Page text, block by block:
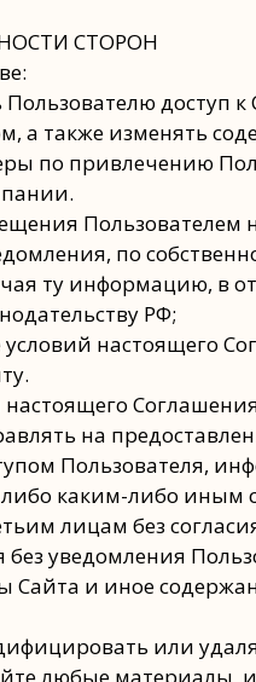
СТОРОН
Пользователю доступ
а также изменять
по привлечению
по
ту информацию, в
РФ;
настоящего
на
Пользователя,
либо каким-либо
лицам без
без уведомления
Сайта и иное
или